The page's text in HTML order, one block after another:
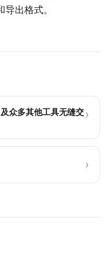
出格式。
众多其他工具无缝交›
›